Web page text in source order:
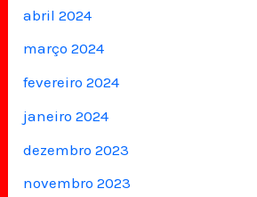
abril 2024
março 2024
fevereiro 2024
janeiro 2024
dezembro 2023
novembro 2023